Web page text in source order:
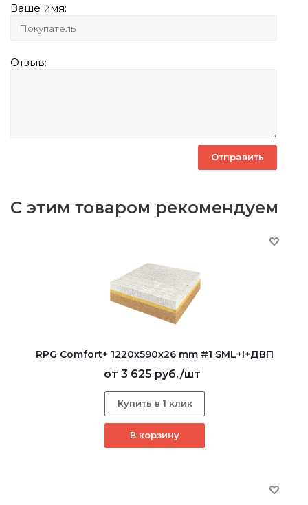
Ваше имя:
Отзыв:
С этим товаром рекомендуем
RPG Comfort+ 1220х590х26 mm #1 SML+I+ДВП
от 3 625 руб./шт
Купить в 1 клик
В корзину